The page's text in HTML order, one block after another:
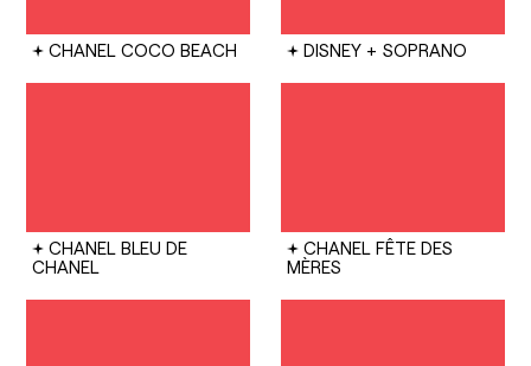
CHANEL COCO BEACH DISNEY + SOPRANO
CHANEL BLEU DE
CHANEL
CHANEL FÊTE DES
MÈRES